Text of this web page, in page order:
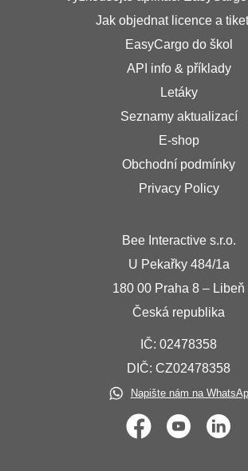
Jak objednat licence a
EasyCargo do škol
API info & příklady
Letáky
Seznamy aktualizací
E-shop
Obchodní podmínky
Privacy Policy
Bee Interactive s.r.o.
U Pekařky 484/1a
180 00 Praha 8 – Libeň
Česká republika
IČ: 02478358
DIČ: CZ02478358
Napište nám na